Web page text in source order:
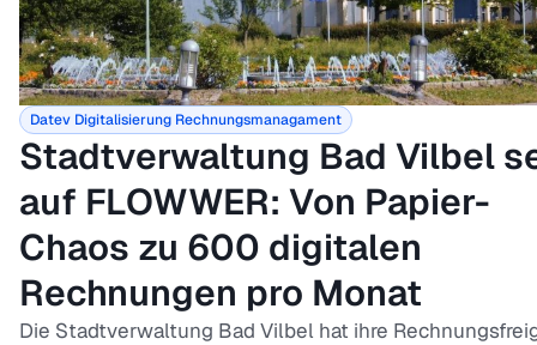
Datev Digitalisierung Rechnungsmanagament
Stadtverwaltung Bad Vilbel
auf FLOWWER: Von Papier-
Chaos zu 600 digitalen
Rechnungen pro Monat
Die Stadtverwaltung Bad Vilbel hat ihre